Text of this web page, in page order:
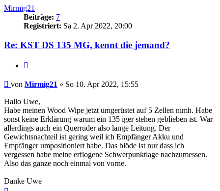
Mirmig21
Beiträge: 7
Registriert: Sa 2. Apr 2022, 20:00
Re: KST DS 135 MG, kennt die jemand?
Beitrag
von Mirmig21 » So 10. Apr 2022, 15:55
Hallo Uwe,
Habe meinen Wood Wipe jetzt umgerüstet auf 5 Zellen nimh. Habe
sonst keine Erklärung warum ein 135 iger stehen geblieben ist. War
allerdings auch ein Querruder also lange Leitung. Der
Gewichtsnachteil ist gering weil ich Empfänger Akku und
Empfänger umpositioniert habe. Das blöde ist nur dass ich
vergessen habe meine erflogene Schwerpunktlage nachzumessen.
Also das ganze noch einmal von vorne.
Danke Uwe